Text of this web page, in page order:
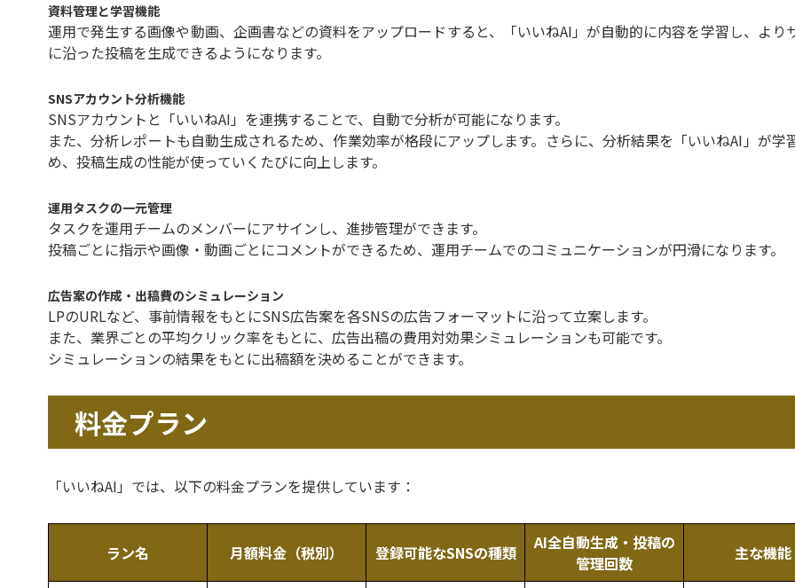
資料管理と学習機能
運用で発生する画像や動画、企画書などの資料をアップロードすると、「いいねAI」が自動的に内容を学習し、より
に沿った投稿を生成できるようになります。
SNSアカウント分析機能
SNSアカウントと「いいねAI」を連携することで、自動で分析が可能になります。
また、分析レポートも自動生成されるため、作業効率が格段にアップします。さらに、分析結果を「いいねAI」が学
め、投稿生成の性能が使っていくたびに向上します。
運用タスクの一元管理
タスクを運用チームのメンバーにアサインし、進捗管理ができます。
投稿ごとに指示や画像・動画ごとにコメントができるため、運用チームでのコミュニケーションが円滑になります。
広告案の作成・出稿費のシミュレーション
LPのURLなど、事前情報をもとにSNS広告案を各SNSの広告フォーマットに沿って立案します。
また、業界ごとの平均クリック率をもとに、広告出稿の費用対効果シミュレーションも可能です。
シミュレーションの結果をもとに出稿額を決めることができます。
料金プラン
「いいねAI」では、以下の料金プランを提供しています：
ラン名 月額料金（税別） 登録可能なSNSの種類
AI全自動生成・投稿の
管理回数
主な機能